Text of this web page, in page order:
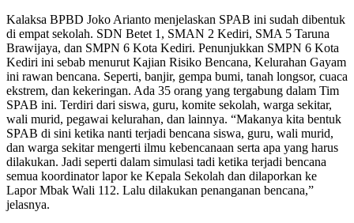
Kalaksa BPBD Joko Arianto menjelaskan SPAB ini sudah dibentuk
di empat sekolah. SDN Betet 1, SMAN 2 Kediri, SMA 5 Taruna
Brawijaya, dan SMPN 6 Kota Kediri. Penunjukkan SMPN 6 Kota
Kediri ini sebab menurut Kajian Risiko Bencana, Kelurahan Gayam
ini rawan bencana. Seperti, banjir, gempa bumi, tanah longsor, cuaca
ekstrem, dan kekeringan. Ada 35 orang yang tergabung dalam Tim
SPAB ini. Terdiri dari siswa, guru, komite sekolah, warga sekitar,
wali murid, pegawai kelurahan, dan lainnya. “Makanya kita bentuk
SPAB di sini ketika nanti terjadi bencana siswa, guru, wali murid,
dan warga sekitar mengerti ilmu kebencanaan serta apa yang harus
dilakukan. Jadi seperti dalam simulasi tadi ketika terjadi bencana
semua koordinator lapor ke Kepala Sekolah dan dilaporkan ke
Lapor Mbak Wali 112. Lalu dilakukan penanganan bencana,”
jelasnya.